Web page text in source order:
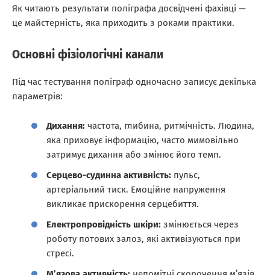
Як читають результати поліграфа досвідчені фахівці —
це майстерність, яка приходить з роками практики.
Основні фізіологічні канали
Під час тестування поліграф одночасно записує декілька
параметрів:
Дихання: частота, глибина, ритмічність. Людина,
яка приховує інформацію, часто мимовільно
затримує дихання або змінює його темп.
Серцево-судинна активність: пульс,
артеріальний тиск. Емоційне напруження
викликає прискорення серцебиття.
Електропровідність шкіри: змінюється через
роботу потових залоз, які активізуються при
стресі.